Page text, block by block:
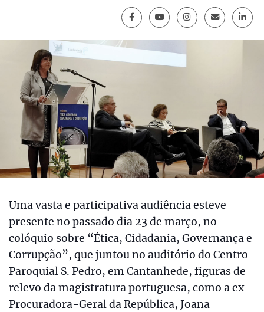
Uma vasta e participativa audiência esteve
presente no passado dia 23 de março, no
colóquio sobre “Ética, Cidadania, Governança e
Corrupção”, que juntou no auditório do Centro
Paroquial S. Pedro, em Cantanhede, figuras de
relevo da magistratura portuguesa, como a ex-
Procuradora-Geral da República, Joana